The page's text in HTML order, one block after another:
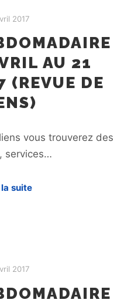
2017
AU 21
(REVUE DE
vous trouverez des
services…
suite
2017